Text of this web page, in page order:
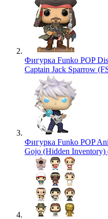
Фигурка Funko POP
Captain Jack Sparrow
Фигурка Funko POP
Gojo (Hidden Inventory)